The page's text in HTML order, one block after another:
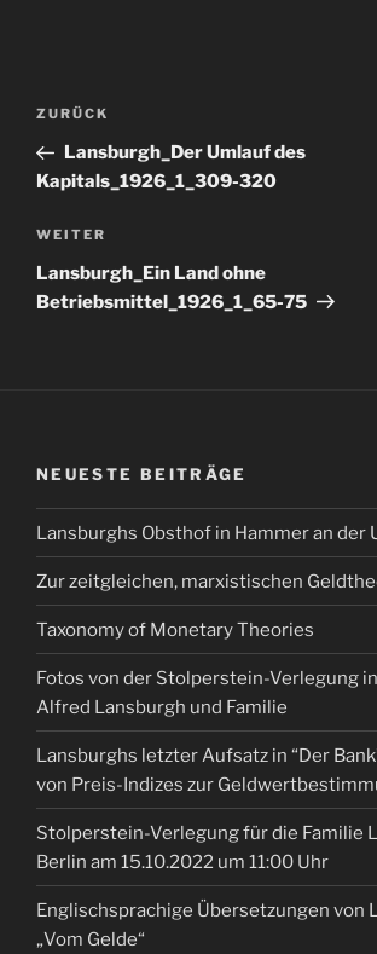
Beitragsnavigation
Vorheriger
Beitrag
ZURÜCK
Lansburgh_Der Umlauf des
Kapitals_1926_1_309-320
Nächster
Beitrag
WEITER
Lansburgh_Ein Land ohne
Betriebsmittel_1926_1_65-75
NEUESTE BEITRÄGE
Lansburghs Obsthof in Hammer an der
Zur zeitgleichen, marxistischen
Taxonomy of Monetary Theories
Fotos von der Stolperstein-Verlegung
Alfred Lansburgh und Familie
Lansburghs letzter Aufsatz in “Der
von Preis-Indizes zur
Stolperstein-Verlegung für die Familie
Berlin am 15.10.2022 um 11:00 Uhr
Englischsprachige Übersetzungen von
„Vom Gelde“